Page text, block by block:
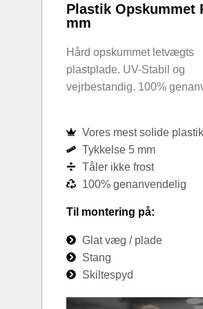
Plastik Opskummet
mm
Hård opskummet letvægts
plastplade. UV-Stabil og
vejrbestandig. 100%
Vores mest solide
Tykkelse 5 mm
Tåler ikke frost
100% genanvendelig
Til montering på:
Glat væg / plade
Stang
Skiltespyd